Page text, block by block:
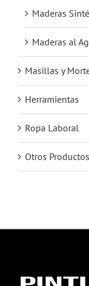
Maderas
Maderas al
Masillas y
Herramientas
Ropa Laboral
Otros Productos